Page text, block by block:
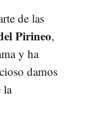
de las
Pirineo,
y ha
damos
la